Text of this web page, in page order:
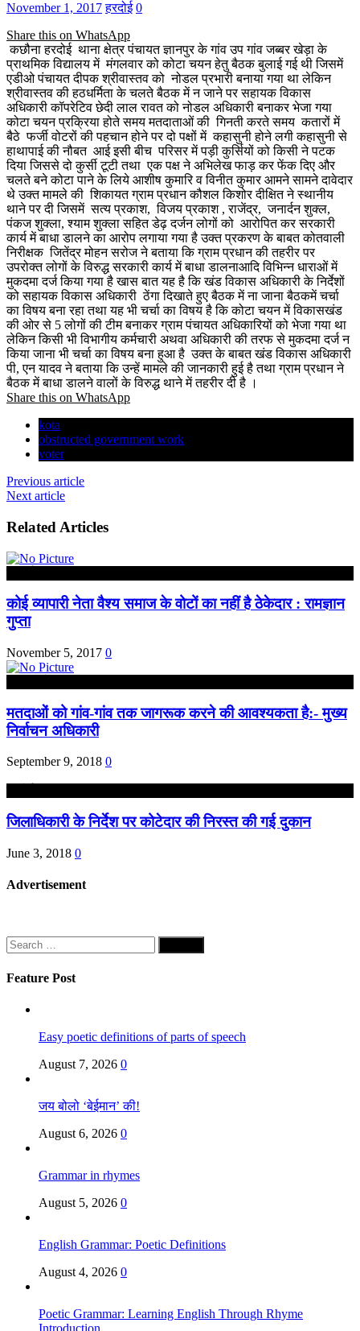
November 1, 2017 हरदोई 0
Share this on WhatsApp
कछौना हरदोई थाना क्षेत्र पंचायत ज्ञानपुर के गांव उप गांव जब्बर खेड़ा के
प्राथमिक विद्यालय में मंगलवार को कोटा चयन हेतु बैठक बुलाई गई थी जिसमें
एडीओ पंचायत दीपक श्रीवास्तव को नोडल प्रभारी बनाया गया था लेकिन
श्रीवास्तव की हठधर्मिता के चलते बैठक में न जाने पर सहायक विकास
अधिकारी कॉपरेटिव छेदी लाल रावत को नोडल अधिकारी बनाकर भेजा गया
कोटा चयन प्रक्रिया होते समय मतदाताओं की गिनती करते समय कतारों में
बैठे फर्जी वोटरों की पहचान होने पर दो पक्षों में कहासुनी होने लगी कहासुनी से
हाथापाई की नौबत आई इसी बीच परिसर में पड़ी कुर्सियों को किसी ने पटक
दिया जिससे दो कुर्सी टूटी तथा एक पक्ष ने अभिलेख फाड़ कर फेंक दिए और
चलते बने कोटा पाने के लिये आशीष कुमारि व विनीत कुमार आमने सामने दावेदार
थे उक्त मामले की शिकायत ग्राम प्रधान कौशल किशोर दीक्षित ने स्थानीय
थाने पर दी जिसमें सत्य प्रकाश, विजय प्रकाश , राजेंद्र, जनार्दन शुक्ल,
पंकज शुक्ला, श्याम शुक्ला सहित डेढ़ दर्जन लोगों को आरोपित कर सरकारी
कार्य में बाधा डालने का आरोप लगाया गया है उक्त प्रकरण के बाबत कोतवाली
निरीक्षक जितेंद्र मोहन सरोज ने बताया कि ग्राम प्रधान की तहरीर पर
उपरोक्त लोगों के विरुद्ध सरकारी कार्य में बाधा डालनाआदि विभिन्न धाराओं में
मुकदमा दर्ज किया गया है खास बात यह है कि खंड विकास अधिकारी के निर्देशों
को सहायक विकास अधिकारी ठेंगा दिखाते हुए बैठक में ना जाना बैठकमें चर्चा
का विषय बना रहा तथा यह भी चर्चा का विषय है कि कोटा चयन में विकासखंड
की ओर से 5 लोगों की टीम बनाकर ग्राम पंचायत अधिकारियों को भेजा गया था
लेकिन किसी भी विभागीय कर्मचारी अथवा अधिकारी की तरफ से मुकदमा दर्ज न
किया जाना भी चर्चा का विषय बना हुआ है उक्त के बाबत खंड विकास अधिकारी
पी, एन यादव ने बताया कि उन्हें मामले की जानकारी हुई है तथा ग्राम प्रधान ने
बैठक में बाधा डालने वालों के विरुद्ध थाने में तहरीर दी है ।
Share this on WhatsApp
kota
obstructed government work
voter
Previous article
Next article
Related Articles
कोई व्यापारी नेता वैश्य समाज के वोटों का नहीं है ठेकेदार : रामज्ञान
गुप्ता
November 5, 2017 0
मतदाओं को गांव-गांव तक जागरूक करने की आवश्यकता है:- मुख्य
निर्वाचन अधिकारी
September 9, 2018 0
जिलाधिकारी के निर्देश पर कोटेदार की निरस्त की गई दुकान
June 3, 2018 0
Advertisement
Search
for:
Feature Post
Easy poetic definitions of parts of speech
August 7, 2026 0
जय बोलो ‘बेईमान’ की!
August 6, 2026 0
Grammar in rhymes
August 5, 2026 0
English Grammar: Poetic Definitions
August 4, 2026 0
Poetic Grammar: Learning English Through Rhyme
Introduction